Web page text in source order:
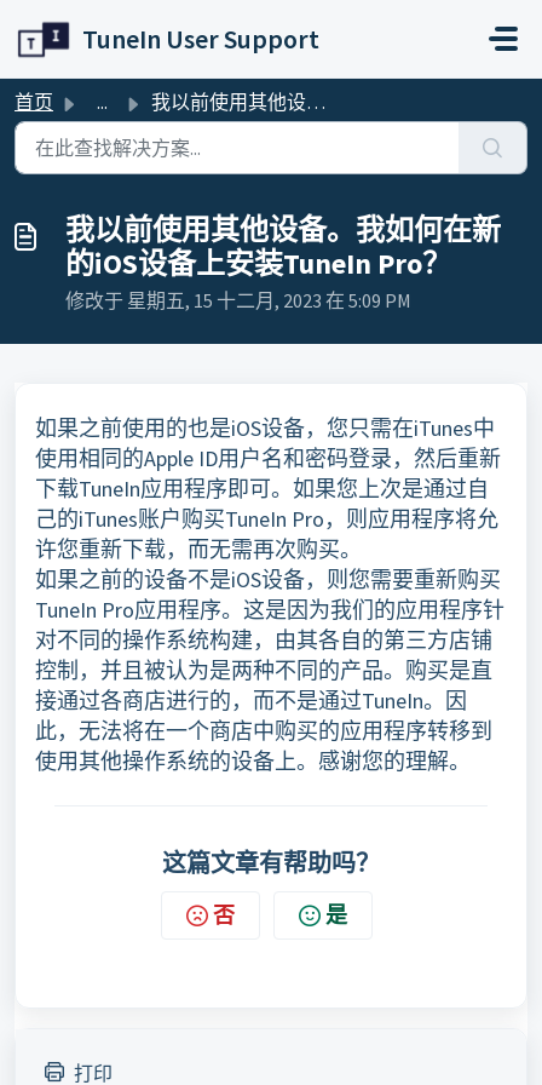
TuneIn User Support
首页 ... 我以前使用其他设备。我如何在新的iOS设备上安装TuneIn Pro？
我以前使用其他设备。我如何在新
的iOS设备上安装TuneIn Pro？
修改于 星期五, 15 十二月, 2023 在 5:09 PM
如果之前使用的也是iOS设备，您只需在iTunes中
使用相同的Apple ID用户名和密码登录，然后重新
下载TuneIn应用程序即可。如果您上次是通过自
己的iTunes账户购买TuneIn Pro，则应用程序将允
许您重新下载，而无需再次购买。
如果之前的设备不是iOS设备，则您需要重新购买
TuneIn Pro应用程序。这是因为我们的应用程序针
对不同的操作系统构建，由其各自的第三方店铺
控制，并且被认为是两种不同的产品。购买是直
接通过各商店进行的，而不是通过TuneIn。因
此，无法将在一个商店中购买的应用程序转移到
使用其他操作系统的设备上。感谢您的理解。
这篇文章有帮助吗？
否 是
打印